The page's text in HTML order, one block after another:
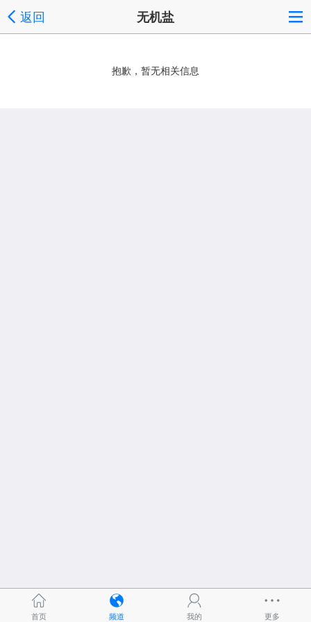
返回 无机盐
抱歉，暂无相关信息
首页 频道 我的 更多